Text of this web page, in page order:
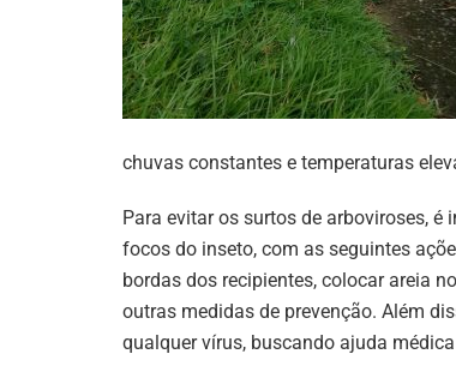
chuvas constantes e temperaturas
Para evitar os surtos de arboviroses,
focos do inseto, com as seguintes
bordas dos recipientes, colocar areia
outras medidas de prevenção. Além
qualquer vírus, buscando ajuda